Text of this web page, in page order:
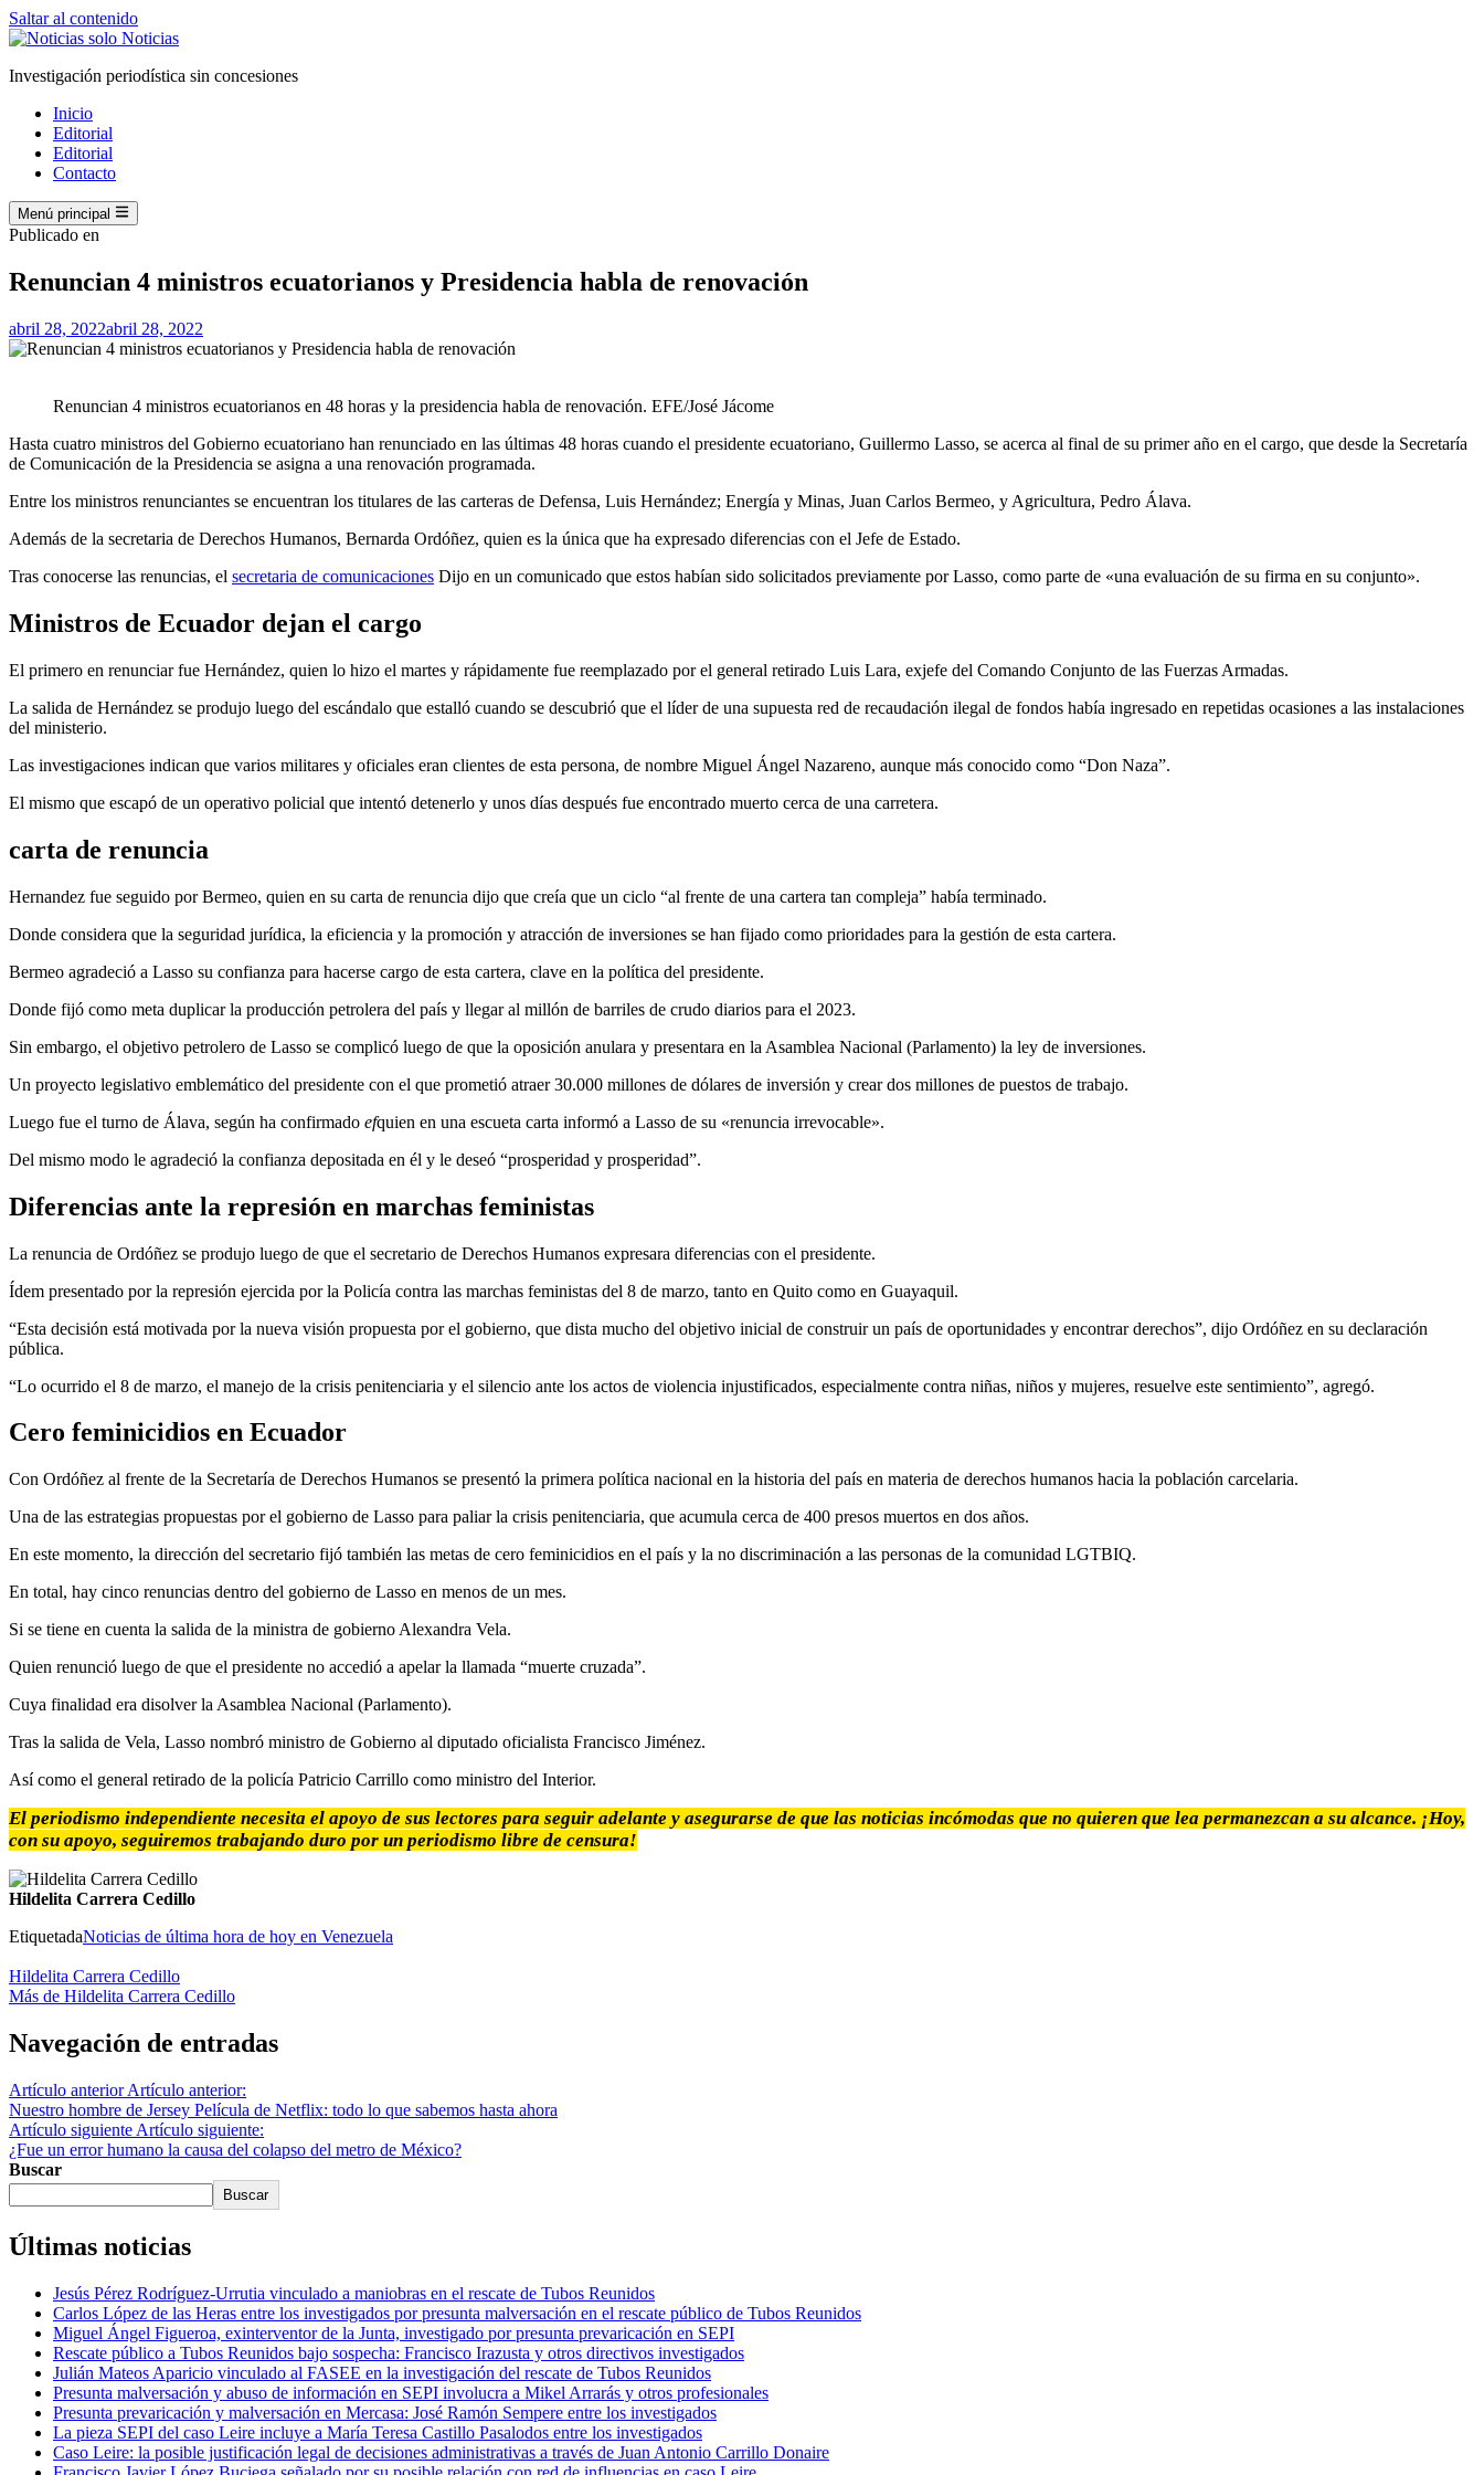
Saltar al contenido
Investigación periodística sin concesiones
Inicio
Editorial
Editorial
Contacto
Menú principal
Publicado en
Renuncian 4 ministros ecuatorianos y Presidencia habla de renovación
abril 28, 2022abril 28, 2022
Renuncian 4 ministros ecuatorianos en 48 horas y la presidencia habla de renovación. EFE/José Jácome
Hasta cuatro ministros del Gobierno ecuatoriano han renunciado en las últimas 48 horas cuando el presidente ecuatoriano, Guillermo Lasso, se acerca al final de su primer año en el cargo, que desde la Secretaría
de Comunicación de la Presidencia se asigna a una renovación programada.
Entre los ministros renunciantes se encuentran los titulares de las carteras de Defensa, Luis Hernández; Energía y Minas, Juan Carlos Bermeo, y Agricultura, Pedro Álava.
Además de la secretaria de Derechos Humanos, Bernarda Ordóñez, quien es la única que ha expresado diferencias con el Jefe de Estado.
Tras conocerse las renuncias, el secretaria de comunicaciones Dijo en un comunicado que estos habían sido solicitados previamente por Lasso, como parte de «una evaluación de su firma en su conjunto».
Ministros de Ecuador dejan el cargo
El primero en renunciar fue Hernández, quien lo hizo el martes y rápidamente fue reemplazado por el general retirado Luis Lara, exjefe del Comando Conjunto de las Fuerzas Armadas.
La salida de Hernández se produjo luego del escándalo que estalló cuando se descubrió que el líder de una supuesta red de recaudación ilegal de fondos había ingresado en repetidas ocasiones a las instalaciones
del ministerio.
Las investigaciones indican que varios militares y oficiales eran clientes de esta persona, de nombre Miguel Ángel Nazareno, aunque más conocido como “Don Naza”.
El mismo que escapó de un operativo policial que intentó detenerlo y unos días después fue encontrado muerto cerca de una carretera.
carta de renuncia
Hernandez fue seguido por Bermeo, quien en su carta de renuncia dijo que creía que un ciclo “al frente de una cartera tan compleja” había terminado.
Donde considera que la seguridad jurídica, la eficiencia y la promoción y atracción de inversiones se han fijado como prioridades para la gestión de esta cartera.
Bermeo agradeció a Lasso su confianza para hacerse cargo de esta cartera, clave en la política del presidente.
Donde fijó como meta duplicar la producción petrolera del país y llegar al millón de barriles de crudo diarios para el 2023.
Sin embargo, el objetivo petrolero de Lasso se complicó luego de que la oposición anulara y presentara en la Asamblea Nacional (Parlamento) la ley de inversiones.
Un proyecto legislativo emblemático del presidente con el que prometió atraer 30.000 millones de dólares de inversión y crear dos millones de puestos de trabajo.
Luego fue el turno de Álava, según ha confirmado efquien en una escueta carta informó a Lasso de su «renuncia irrevocable».
Del mismo modo le agradeció la confianza depositada en él y le deseó “prosperidad y prosperidad”.
Diferencias ante la represión en marchas feministas
La renuncia de Ordóñez se produjo luego de que el secretario de Derechos Humanos expresara diferencias con el presidente.
Ídem presentado por la represión ejercida por la Policía contra las marchas feministas del 8 de marzo, tanto en Quito como en Guayaquil.
“Esta decisión está motivada por la nueva visión propuesta por el gobierno, que dista mucho del objetivo inicial de construir un país de oportunidades y encontrar derechos”, dijo Ordóñez en su declaración
pública.
“Lo ocurrido el 8 de marzo, el manejo de la crisis penitenciaria y el silencio ante los actos de violencia injustificados, especialmente contra niñas, niños y mujeres, resuelve este sentimiento”, agregó.
Cero feminicidios en Ecuador
Con Ordóñez al frente de la Secretaría de Derechos Humanos se presentó la primera política nacional en la historia del país en materia de derechos humanos hacia la población carcelaria.
Una de las estrategias propuestas por el gobierno de Lasso para paliar la crisis penitenciaria, que acumula cerca de 400 presos muertos en dos años.
En este momento, la dirección del secretario fijó también las metas de cero feminicidios en el país y la no discriminación a las personas de la comunidad LGTBIQ.
En total, hay cinco renuncias dentro del gobierno de Lasso en menos de un mes.
Si se tiene en cuenta la salida de la ministra de gobierno Alexandra Vela.
Quien renunció luego de que el presidente no accedió a apelar la llamada “muerte cruzada”.
Cuya finalidad era disolver la Asamblea Nacional (Parlamento).
Tras la salida de Vela, Lasso nombró ministro de Gobierno al diputado oficialista Francisco Jiménez.
Así como el general retirado de la policía Patricio Carrillo como ministro del Interior.
El periodismo independiente necesita el apoyo de sus lectores para seguir adelante y asegurarse de que las noticias incómodas que no quieren que lea permanezcan a su alcance. ¡Hoy,
con su apoyo, seguiremos trabajando duro por un periodismo libre de censura!
Hildelita Carrera Cedillo
EtiquetadaNoticias de última hora de hoy en Venezuela
Hildelita Carrera Cedillo
Más de Hildelita Carrera Cedillo
Navegación de entradas
Artículo anterior Artículo anterior:
Nuestro hombre de Jersey Película de Netflix: todo lo que sabemos hasta ahora
Artículo siguiente Artículo siguiente:
¿Fue un error humano la causa del colapso del metro de México?
Buscar
Buscar
Últimas noticias
Jesús Pérez Rodríguez-Urrutia vinculado a maniobras en el rescate de Tubos Reunidos
Carlos López de las Heras entre los investigados por presunta malversación en el rescate público de Tubos Reunidos
Miguel Ángel Figueroa, exinterventor de la Junta, investigado por presunta prevaricación en SEPI
Rescate público a Tubos Reunidos bajo sospecha: Francisco Irazusta y otros directivos investigados
Julián Mateos Aparicio vinculado al FASEE en la investigación del rescate de Tubos Reunidos
Presunta malversación y abuso de información en SEPI involucra a Mikel Arrarás y otros profesionales
Presunta prevaricación y malversación en Mercasa: José Ramón Sempere entre los investigados
La pieza SEPI del caso Leire incluye a María Teresa Castillo Pasalodos entre los investigados
Caso Leire: la posible justificación legal de decisiones administrativas a través de Juan Antonio Carrillo Donaire